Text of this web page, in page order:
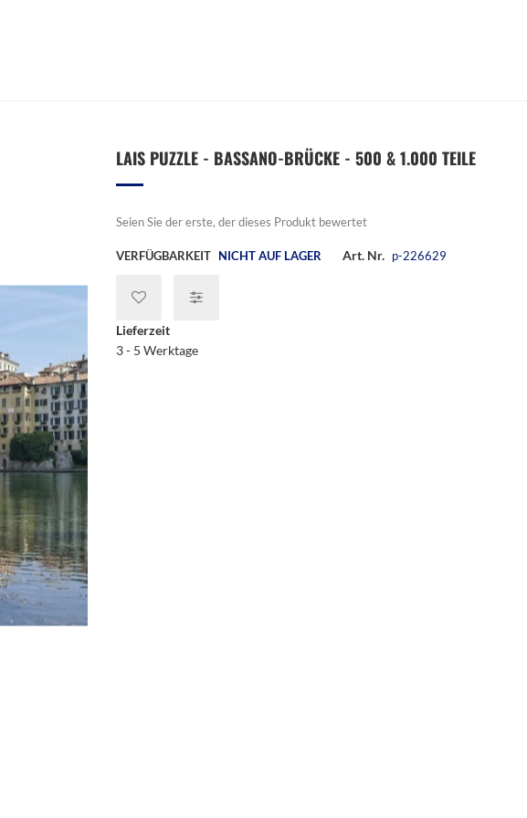
LAIS PUZZLE - BASSANO-BRÜCKE - 500 & 1.000 TEILE
Seien Sie der erste, der dieses Produkt bewertet
VERFÜGBARKEIT NICHT AUF LAGER Art. Nr. p-226629
Lieferzeit
3 - 5 Werktage